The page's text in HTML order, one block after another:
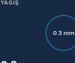
YAĞIŞ
0.3 mm